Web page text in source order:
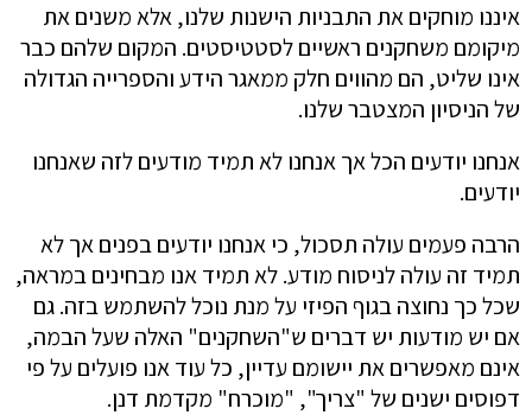
איננו מוחקים את התבניות הישנות שלנו, אלא משנים את
מיקומם משחקנים ראשיים לסטטיסטים. המקום שלהם כבר
אינו שליט, הם מהווים חלק ממאגר הידע והספרייה הגדולה
של הניסיון המצטבר שלנו.
אנחנו יודעים הכל אך אנחנו לא תמיד מודעים לזה שאנחנו
יודעים.
הרבה פעמים עולה תסכול, כי אנחנו יודעים בפנים אך לא
תמיד זה עולה לניסוח מודע. לא תמיד אנו מבחינים במראה,
שכל כך נחוצה בגוף הפיזי על מנת נוכל להשתמש בזה. גם
אם יש מודעות יש דברים ש"השחקנים" האלה שעל הבמה,
אינם מאפשרים את יישומם עדיין, כל עוד אנו פועלים על פי
דפוסים ישנים של "צריך", "מוכרח" מקדמת דנן.